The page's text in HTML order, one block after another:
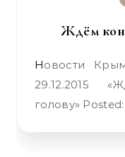
Ждём
Новости Крымнаша. Выпуск #412 за
29.12.2015
голову»